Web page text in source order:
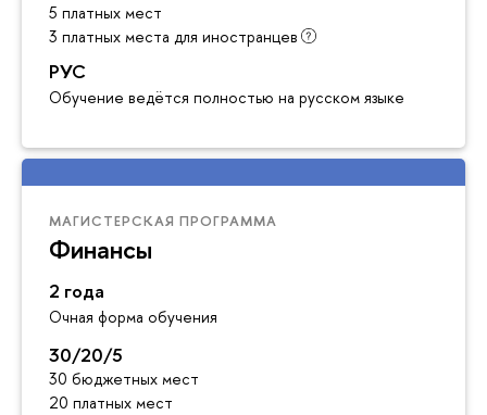
5 платных мест
3 платных места для иностранцев
РУС
Обучение ведётся полностью на русском языке
МАГИСТЕРСКАЯ ПРОГРАММА
Финансы
2 года
Очная форма обучения
30/20/5
30 бюджетных мест
20 платных мест